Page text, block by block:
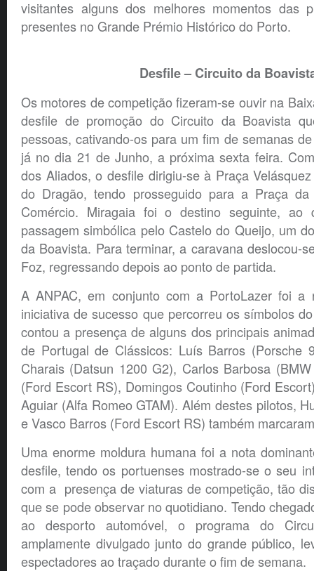
visitantes alguns dos melhores momentos das
presentes no Grande Prémio Histórico do Porto.
Desfile – Circuito da
Os motores de competição fizeram-se ouvir na
desfile de promoção do Circuito da Boavista
pessoas, cativando-os para um fim de semanas
já no dia 21 de Junho, a próxima sexta feira.
dos Aliados, o desfile dirigiu-se à Praça
do Dragão, tendo prosseguido para a Praça
Comércio. Miragaia foi o destino seguinte, ao
passagem simbólica pelo Castelo do Queijo, um
da Boavista. Para terminar, a caravana deslocou-
Foz, regressando depois ao ponto de partida.
A ANPAC, em conjunto com a PortoLazer foi a
iniciativa de sucesso que percorreu os símbolos
contou a presença de alguns dos principais
de Portugal de Clássicos: Luís Barros (Porsche
Charais (Datsun 1200 G2), Carlos Barbosa
(Ford Escort RS), Domingos Coutinho (Ford
Aguiar (Alfa Romeo GTAM). Além destes pilotos,
e Vasco Barros (Ford Escort RS) também
Uma enorme moldura humana foi a nota
desfile, tendo os portuenses mostrado-se o seu
com a presença de viaturas de competição, tão
que se pode observar no quotidiano. Tendo
ao desporto automóvel, o programa do
amplamente divulgado junto do grande público,
espectadores ao traçado durante o fim de semana.